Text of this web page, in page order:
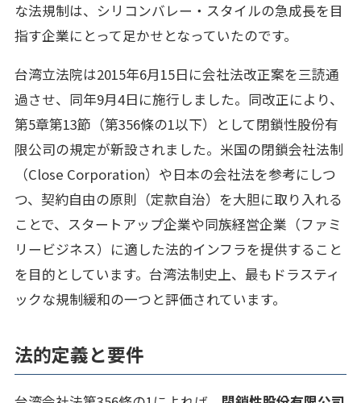
な法規制は、シリコンバレー・スタイルの急成長を目
指す企業にとって足かせとなっていたのです。
台湾立法院は2015年6月15日に会社法改正案を三読通
過させ、同年9月4日に施行しました。同改正により、
第5章第13節（第356條の1以下）として閉鎖性股份有
限公司の規定が新設されました。米国の閉鎖会社法制
（Close Corporation）や日本の会社法を参考にしつ
つ、契約自由の原則（定款自治）を大胆に取り入れる
ことで、スタートアップ企業や同族経営企業（ファミ
リービジネス）に適した法的インフラを提供すること
を目的としています。台湾法制史上、最もドラスティ
ックな規制緩和の一つと評価されています。
法的定義と要件